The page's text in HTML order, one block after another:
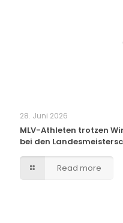
28. Juni 2026
MLV-Athleten trotzen
bei den
Read more